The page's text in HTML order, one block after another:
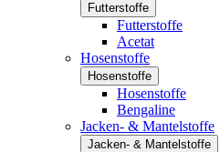
Futterstoffe
Futterstoffe
Acetat
Hosenstoffe
Hosenstoffe
Hosenstoffe
Bengaline
Jacken- & Mantelstoffe
Jacken- & Mantelstoffe